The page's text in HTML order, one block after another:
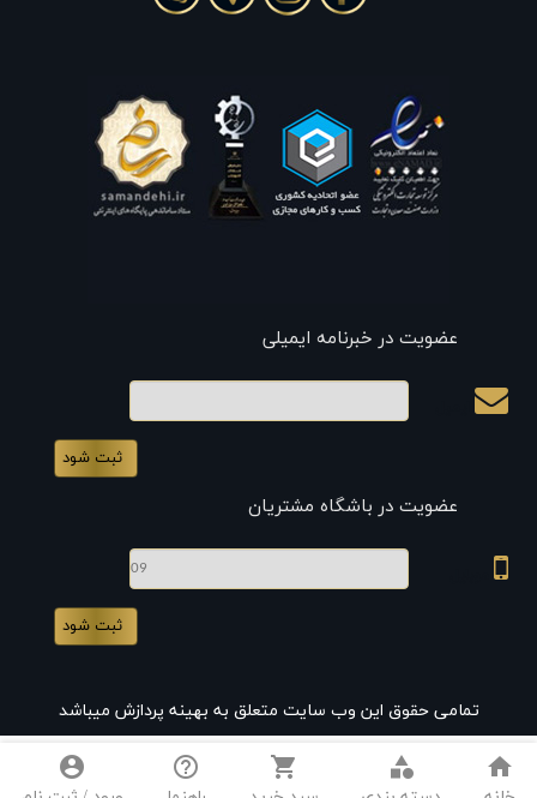
عضویت در خبرنامه ایمیلی
عضویت در باشگاه مشتریان
تمامی حقوق این وب سایت متعلق به بهینه پردازش میباشد
home
category
shopping_cart
help_outline
account_circle